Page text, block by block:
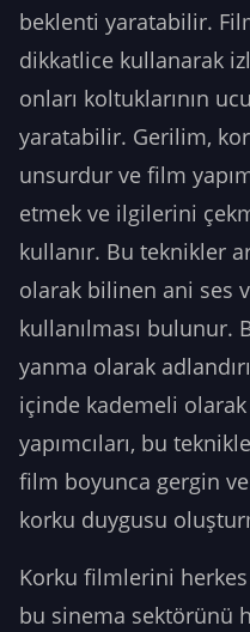
beklenti yaratabilir.
dikkatlice kullanarak
onları koltuklarının
yaratabilir. Gerilim,
unsurdur ve film
etmek ve ilgilerini
kullanır. Bu teknikler
olarak bilinen ani ses
kullanılması bulunur.
yanma olarak
içinde kademeli
yapımcıları, bu
film boyunca gergin
korku duygusu
Korku filmlerini
bu sinema sektörünü